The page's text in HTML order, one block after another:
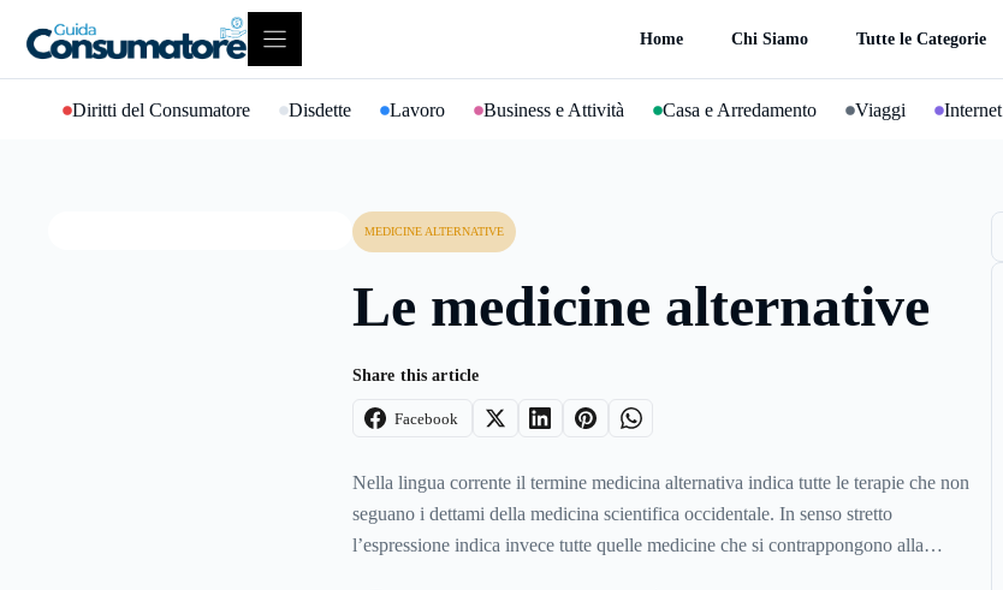
contenuto
Home Chi Siamo Tutte le Categorie
Diritti del Consumatore Disdette Lavoro Business e Attività Casa e Arredamento Viaggi Internet
MEDICINE ALTERNATIVE
Le medicine alternative
Share this article
Facebook
Nella lingua corrente il termine medicina alternativa indica tutte le terapie che non
seguano i dettami della medicina scientifica occidentale. In senso stretto
l’espressione indica invece tutte quelle medicine che si contrappongono alla